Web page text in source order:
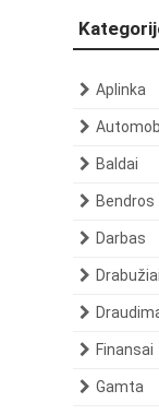
Aplinka
Baldai
Bendros
Darbas
Drabužiai
Finansai
Gamta